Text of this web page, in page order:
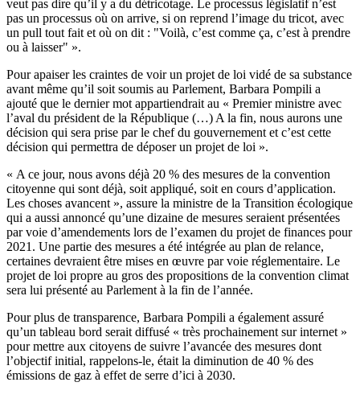
veut pas dire qu’il y a du détricotage. Le processus législatif n’est
pas un processus où on arrive, si on reprend l’image du tricot, avec
un pull tout fait et où on dit : "Voilà, c’est comme ça, c’est à prendre
ou à laisser" ».
Pour apaiser les craintes de voir un projet de loi vidé de sa substance
avant même qu’il soit soumis au Parlement, Barbara Pompili a
ajouté que le dernier mot appartiendrait au « Premier ministre avec
l’aval du président de la République (…) A la fin, nous aurons une
décision qui sera prise par le chef du gouvernement et c’est cette
décision qui permettra de déposer un projet de loi ».
« A ce jour, nous avons déjà 20 % des mesures de la convention
citoyenne qui sont déjà, soit appliqué, soit en cours d’application.
Les choses avancent », assure la ministre de la Transition écologique
qui a aussi annoncé qu’une dizaine de mesures seraient présentées
par voie d’amendements lors de l’examen du projet de finances pour
2021. Une partie des mesures a été intégrée au plan de relance,
certaines devraient être mises en œuvre par voie réglementaire. Le
projet de loi propre au gros des propositions de la convention climat
sera lui présenté au Parlement à la fin de l’année.
Pour plus de transparence, Barbara Pompili a également assuré
qu’un tableau bord serait diffusé « très prochainement sur internet »
pour mettre aux citoyens de suivre l’avancée des mesures dont
l’objectif initial, rappelons-le, était la diminution de 40 % des
émissions de gaz à effet de serre d’ici à 2030.